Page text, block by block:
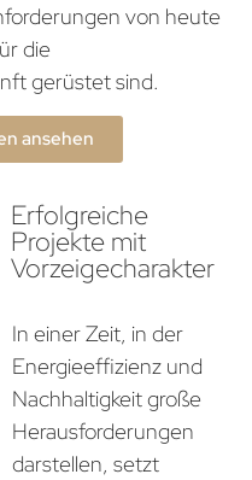
von heute
die
gerüstet sind.
ansehen
Erfolgreiche
Projekte mit
Vorzeigecharakter
In einer Zeit, in der
Energieeffizienz und
Nachhaltigkeit große
Herausforderungen
darstellen, setzt